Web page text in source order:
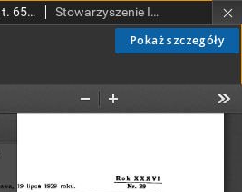
Pokaż szczegóły
Gazeta cukrownicza R. 36, t. 65 nr 29 (1929) Stowarzyszenie Inżynierów i Techników Przemysłu Rolnego i Spożywczego.